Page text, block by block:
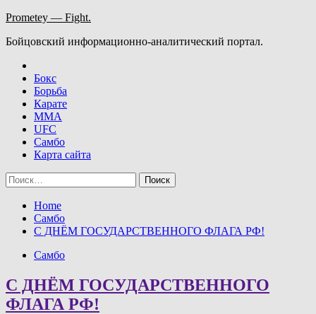
Skip
content
Prometey — Fight.
Бойцовский информационно-аналитический портал.
Бокс
Борьба
Карате
ММА
UFC
Самбо
Карта сайта
Найти:
Home
Самбо
С ДНЁМ ГОСУДАРСТВЕННОГО ФЛАГА РФ!
Самбо
С ДНЁМ ГОСУДАРСТВЕННОГО
ФЛАГА РФ!